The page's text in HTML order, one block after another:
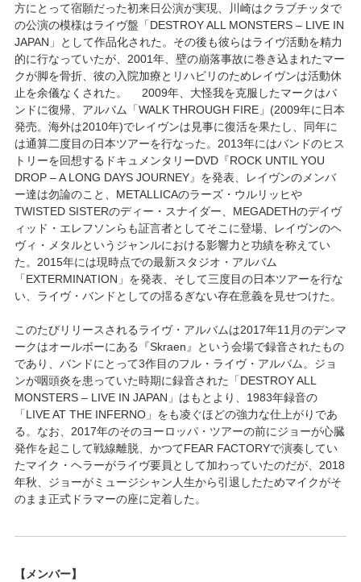
方にとって宿願だった初来日公演が実現、川崎はクラブチッタで
の公演の模様はライヴ盤「DESTROY ALL MONSTERS – LIVE IN
JAPAN」として作品化された。その後も彼らはライヴ活動を精力
的に行なっていたが、2001年、壁の崩落事故に巻き込まれたマー
クが脚を骨折、彼の入院加療とリハビリのためレイヴンは活動休
止を余儀なくされた。 2009年、大怪我を克服したマークはバ
ンドに復帰、アルバム「WALK THROUGH FIRE」(2009年に日本
発売。海外は2010年)でレイヴンは見事に復活を果たし、同年に
は通算二度目の日本ツアーを行なった。2013年にはバンドのヒス
トリーを回想するドキュメンタリーDVD『ROCK UNTIL YOU
DROP – A LONG DAYS JOURNEY』を発表、レイヴンのメンバ
ー達は勿論のこと、METALLICAのラーズ・ウルリッヒや
TWISTED SISTERのディー・スナイダー、MEGADETHのデイヴ
ィッド・エレフソンらも証言者としてそこに登場、レイヴンのヘ
ヴィ・メタルというジャンルにおける影響力と功績を称えてい
た。2015年には現時点での最新スタジオ・アルバム
「EXTERMINATION」を発表、そして三度目の日本ツアーを行な
い、ライヴ・バンドとしての揺るぎない存在意義を見せつけた。
このたびリリースされるライヴ・アルバムは2017年11月のデンマ
ークはオールボーにある『Skraen』という会場で録音されたもの
であり、バンドにとって3作目のフル・ライヴ・アルバム。ジョ
ンが咽頭炎を患っていた時期に録音された「DESTROY ALL
MONSTERS – LIVE IN JAPAN」はもとより、1983年録音の
「LIVE AT THE INFERNO」をも凌ぐほどの強力な仕上がりであ
る。なお、2017年のそのヨーロッパ・ツアーの前にジョーが心臓
発作を起こして戦線離脱、かつてFEAR FACTORYで演奏してい
たマイク・ヘラーがライヴ要員として加わっていたのだが、2018
年秋、ジョーがミュージシャン人生から引退したためマイクがそ
のまま正式ドラマーの座に定着した。
【メンバー】